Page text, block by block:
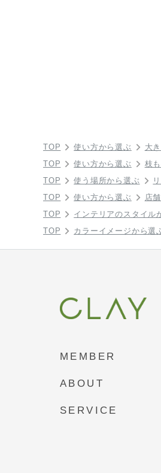
TOP 使い方から選ぶ 大
TOP
使い方から選ぶ 枝
TOP
使う場所から選ぶ
TOP
使い方から選ぶ 店
TOP
インテリアのスタイル
TOP
カラーイメージから選
MEMBER
ABOUT
SERVICE